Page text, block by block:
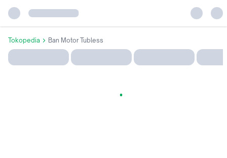
Tokopedia Ban Motor Tubless